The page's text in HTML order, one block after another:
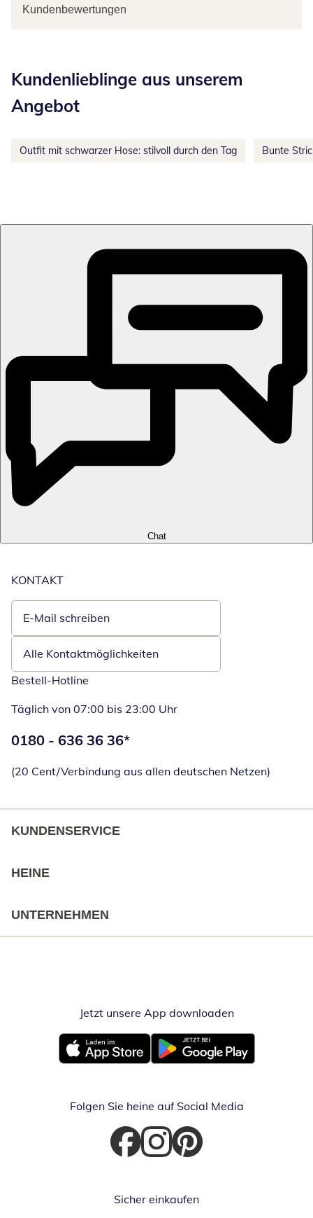
Kundenbewertungen
Kundenlieblinge aus unserem
Angebot
Outfit mit schwarzer Hose: stilvoll durch den Tag Bunte
Chat
KONTAKT
E-Mail schreiben
Öffnet E-Mail-Client
Alle Kontaktmöglichkeiten
Bestell-Hotline
Täglich von 07:00 bis 23:00 Uhr
Telefonnummer:
0180 - 636 36 36*
(20 Cent/Verbindung aus allen deutschen Netzen)
KUNDENSERVICE
HEINE
UNTERNEHMEN
Jetzt unsere App downloadenÖffnet in
Öffnet in neuem FensterÖffnet in neuem Fenster
Folgen Sie heine auf Social Media
Öffnet in neuem Fenster
Öffnet in neuem Fenster
Öffnet in neuem Fenster
Sicher einkaufen